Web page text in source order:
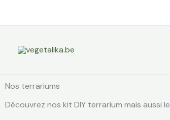
Nos terrariums
Découvrez nos kit DIY terrarium mais aussi